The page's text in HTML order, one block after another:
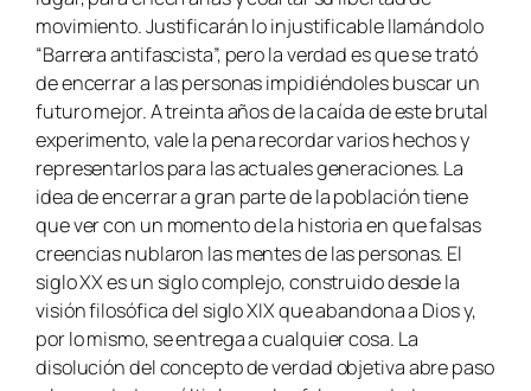
movimiento. Justificarán lo injustificable llamándolo
“Barrera antifascista”, pero la verdad es que se trató
de encerrar a las personas impidiéndoles buscar un
futuro mejor. A treinta años de la caída de este brutal
experimento, vale la pena recordar varios hechos y
representarlos para las actuales generaciones. La
idea de encerrar a gran parte de la población tiene
que ver con un momento de la historia en que falsas
creencias nublaron las mentes de las personas. El
siglo XX es un siglo complejo, construido desde la
visión filosófica del siglo XIX que abandona a Dios y,
por lo mismo, se entrega a cualquier cosa. La
disolución del concepto de verdad objetiva abre paso